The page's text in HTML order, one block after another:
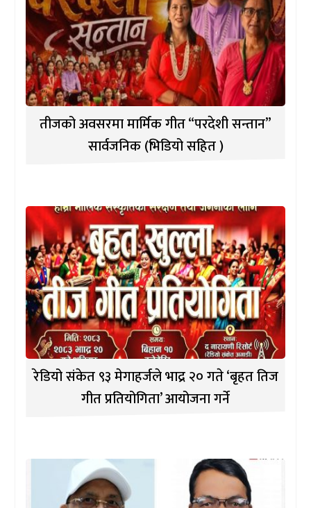
तीजको अवसरमा मार्मिक गीत “परदेशी सन्तान”
सार्वजनिक (भिडियो सहित )
रेडियो संकेत ९३ मेगाहर्जले भाद्र २० गते ‘बृहत तिज
गीत प्रतियोगिता’ आयोजना गर्ने